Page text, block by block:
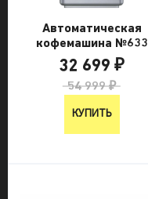
Автоматическая
кофемашина №633
32 699 ₽
54 999 ₽
КУПИТЬ